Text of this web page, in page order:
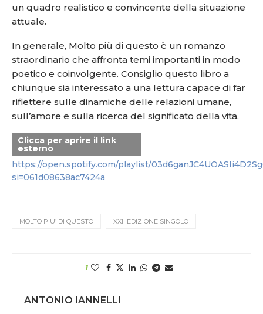
un quadro realistico e convincente della situazione
attuale.
In generale, Molto più di questo è un romanzo
straordinario che affronta temi importanti in modo
poetico e coinvolgente. Consiglio questo libro a
chiunque sia interessato a una lettura capace di far
riflettere sulle dinamiche delle relazioni umane,
sull’amore e sulla ricerca del significato della vita.
Clicca per aprire il link
esterno
https://open.spotify.com/playlist/
si=061d08638ac7424a
MOLTO PIU’ DI QUESTO XXII EDIZIONE SINGOLO
1
ANTONIO IANNELLI